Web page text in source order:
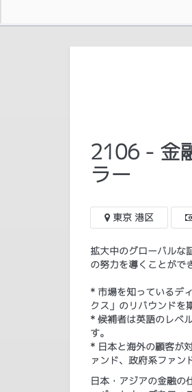
2106 - 金
ラー
東京 港区
拡大中のグローバルな
の努力を導くことがで
* 市場を知っているデ
クス」のリバウンドを
* 候補者は英語のレベ
す。
​* 日本と海外の顧客が
ァンド、政府系ファン
日本・アジアの金融の